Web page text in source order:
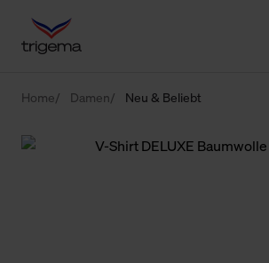
Home Damen Neu & Beliebt